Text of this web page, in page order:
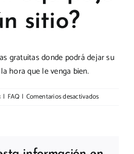
sitio?
gratuitas donde podrá dejar su
hora que le venga bien.
| FAQ | Comentarios desactivadosen